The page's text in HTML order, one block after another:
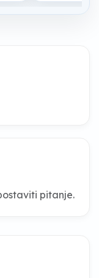
pitanje.